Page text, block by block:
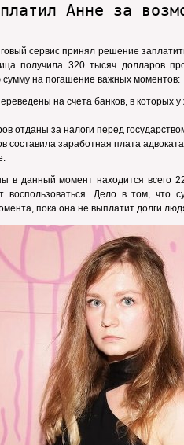
Анне за
сервис принял решение
получила 320 тысяч долларов
сумму на погашение важных моментов:
на счета банков, в которых
отданы за налоги перед
составила заработная плата
в данный момент находится всего
Дело в том, что
пока она не выплатит долги